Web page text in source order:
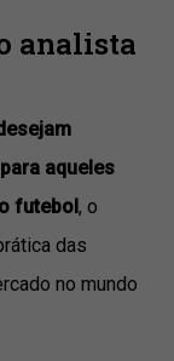
analista
aqueles
futebol, o
das
no mundo